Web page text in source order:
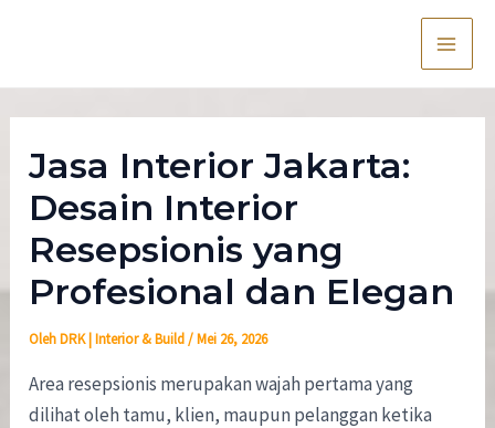
Main
Jasa Interior Jakarta:
Desain Interior
Resepsionis yang
Profesional dan Elegan
OlehDRK | Interior & Build/Mei 26, 2026
Area resepsionis merupakan wajah pertama yang
dilihat oleh tamu, klien, maupun pelanggan ketika